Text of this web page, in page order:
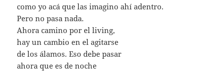
como yo acá que las imagino ahí adentro.
Pero no pasa nada.
Ahora camino por el living,
hay un cambio en el agitarse
de los álamos. Eso debe pasar
ahora que es de noche